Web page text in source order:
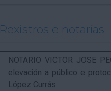
Rexistros e notarías
NOTARIO VICTOR JOSE
elevación a público e
López Currás.